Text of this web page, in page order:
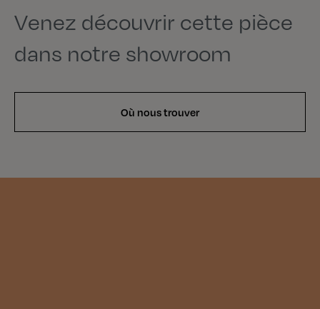
Venez découvrir cette pièce
dans notre showroom
Où nous trouver